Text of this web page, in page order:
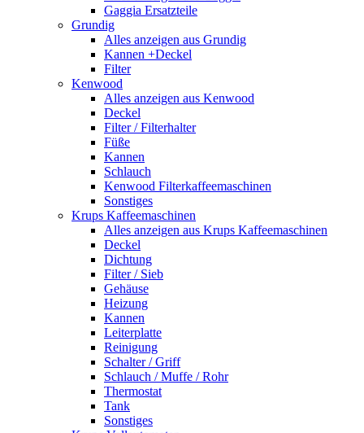
Gaggia Ersatzteile
Grundig
Alles anzeigen aus Grundig
Kannen +Deckel
Filter
Kenwood
Alles anzeigen aus Kenwood
Deckel
Filter / Filterhalter
Füße
Kannen
Schlauch
Kenwood Filterkaffeemaschinen
Sonstiges
Krups Kaffeemaschinen
Alles anzeigen aus Krups Kaffeemaschinen
Deckel
Dichtung
Filter / Sieb
Gehäuse
Heizung
Kannen
Leiterplatte
Reinigung
Schalter / Griff
Schlauch / Muffe / Rohr
Thermostat
Tank
Sonstiges